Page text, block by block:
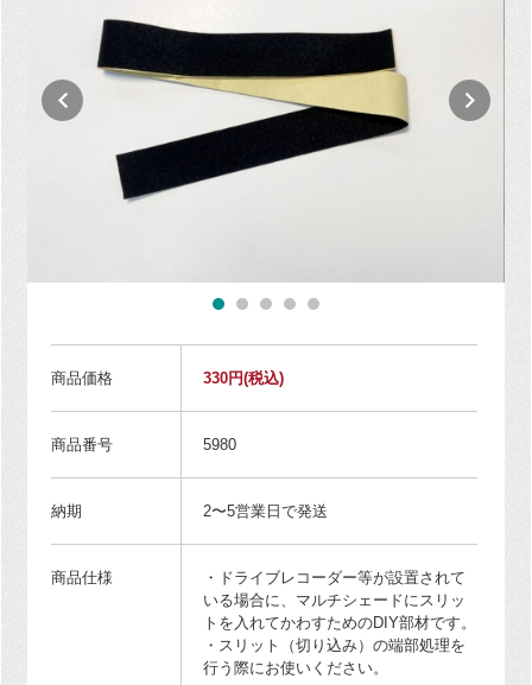
商品価格 330円(税込)
商品番号 5980
納期 2〜5営業日で発送
商品仕様
・ドライブレコーダー等が設置されて
いる場合に、マルチシェードにスリッ
トを入れてかわすためのDIY部材です。
・スリット（切り込み）の端部処理を
行う際にお使いください。